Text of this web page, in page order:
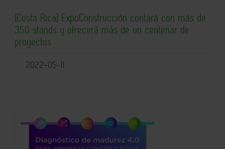
[Costa Rica] ExpoConstrucción contará con más de
350 stands y ofrecerá más de un centenar de
proyectos
2022-05-11